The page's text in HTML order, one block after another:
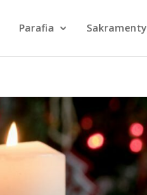
Parafia Sakramenty